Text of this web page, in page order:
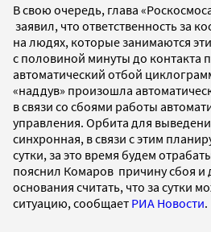
В свою очередь, глава
заявил, что ответственность за
на людях, которые занимаются
с половиной минуты до контакта
автоматический отбой
«наддув» произошла
в связи со сбоями работы
управления. Орбита для
синхронная, в связи с этим
сутки, за это время будем
пояснил Комаров причину сбоя и
основания считать, что за сутки
ситуацию, сообщает РИА Новости.